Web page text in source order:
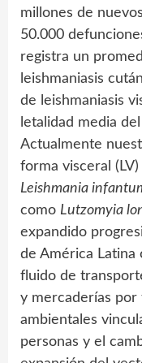
millones de
50.000
registra un
leishmaniasis
de leishmaniasis
letalidad media del
Actualmente
forma visceral
Leishmania
como Lutzomyia
expandido
de América Latina
fluido de
y mercaderías por
ambientales
personas y el